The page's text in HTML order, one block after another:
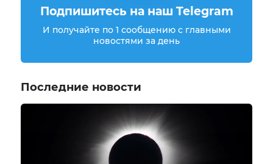
Подпишитесь на наш Telegram
И получайте по 1 сообщению с главными
новостями за день
Последние новости